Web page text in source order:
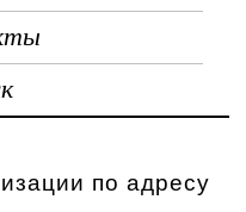
по адресу